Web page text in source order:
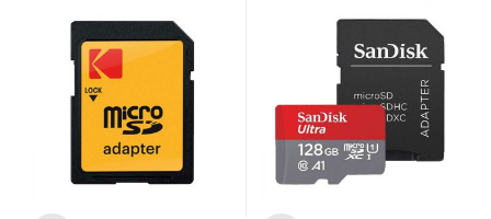
همراه با آداپتور SD